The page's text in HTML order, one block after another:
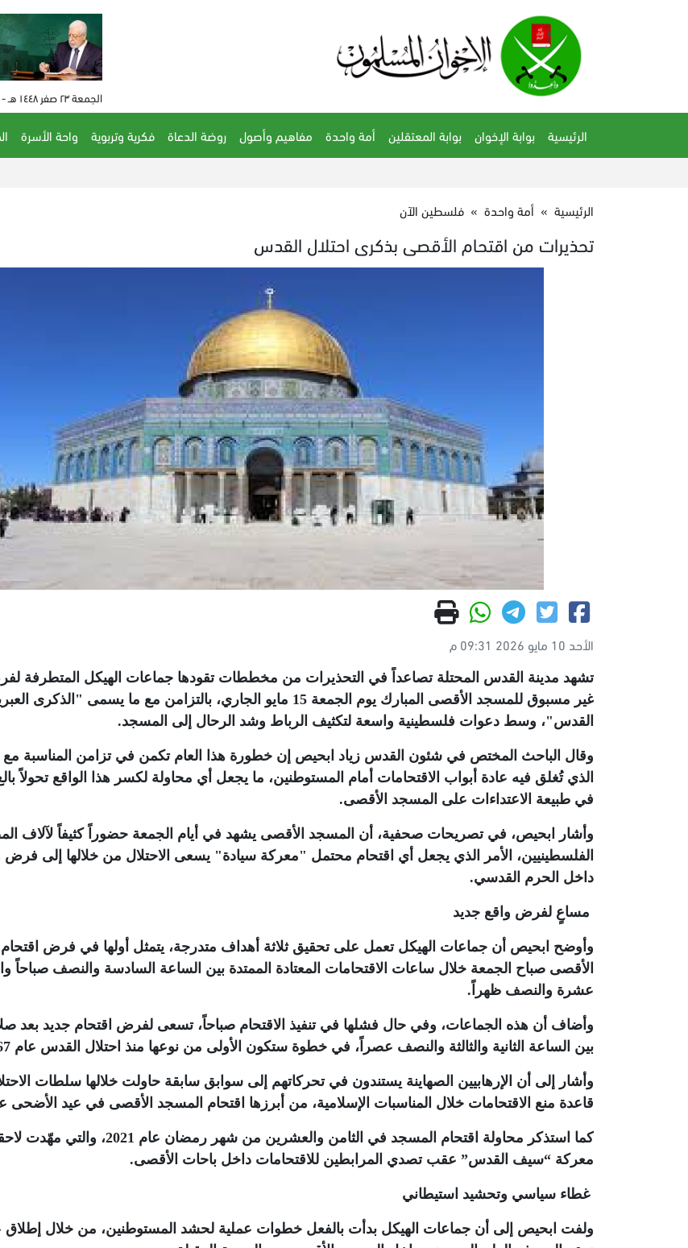
الجمعة ٢٣ صفر ١٤٤٨ هـ - 7 أغسطس 2026 م - الساعة 02:56 م
الرئيسية بوابة الإخوان بوابة المعتقلين أمة واحدة مفاهيم وأصول روضة الدعاة فكرية وتربوية واحة الأسرة
الرئيسية » أمة واحدة » فلسطين الآن
تحذيرات من اقتحام الأقصى بذكرى احتلال القدس
الأحد 10 مايو 2026 09:31 م
تشهد مدينة القدس المحتلة تصاعداً في التحذيرات من مخططات تقودها جماعات الهيكل المتطرفة
غير مسبوق للمسجد الأقصى المبارك يوم الجمعة 15 مايو الجاري، بالتزامن مع ما يسمى
القدس"، وسط دعوات فلسطينية واسعة لتكثيف الرباط وشد الرحال إلى المسجد.
وقال الباحث المختص في شئون القدس زياد ابحيص إن خطورة هذا العام تكمن في تزامن المناسبة مع
الذي تُغلق فيه عادة أبواب الاقتحامات أمام المستوطنين، ما يجعل أي محاولة لكسر هذا الواقع تحولاً
في طبيعة الاعتداءات على المسجد الأقصى.
وأشار ابحيص، في تصريحات صحفية، أن المسجد الأقصى يشهد في أيام الجمعة حضوراً كثيفاً لآلاف
الفلسطينيين، الأمر الذي يجعل أي اقتحام محتمل "معركة سيادة" يسعى الاحتلال من خلالها إلى فرض
داخل الحرم القدسي.
مساعٍ لفرض واقع جديد
وأوضح ابحيص أن جماعات الهيكل تعمل على تحقيق ثلاثة أهداف متدرجة، يتمثل أولها في فرض
الأقصى صباح الجمعة خلال ساعات الاقتحامات المعتادة الممتدة بين الساعة السادسة والنصف صباحاً
عشرة والنصف ظهراً .
وأضاف أن هذه الجماعات، وفي حال فشلها في تنفيذ الاقتحام صباحاً، تسعى لفرض اقتحام جديد بعد
بين الساعة الثانية والثالثة والنصف عصراً، في خطوة ستكون الأولى من نوعها منذ احتلال القدس عام 1967
وأشار إلى أن الإرهابيين الصهاينة يستندون في تحركاتهم إلى سوابق سابقة حاولت خلالها سلطات
قاعدة منع الاقتحامات خلال المناسبات الإسلامية، من أبرزها اقتحام المسجد الأقصى في عيد الأضحى عام
كما استذكر محاولة اقتحام المسجد في الثامن والعشرين من شهر رمضان
معركة “سيف القدس” عقب تصدي المرابطين للاقتحامات داخل باحات الأقصى.
غطاء سياسي وتحشيد استيطاني
ولفت ابحيص إلى أن جماعات الهيكل بدأت بالفعل خطوات عملية لحشد المستوطنين، من خلال